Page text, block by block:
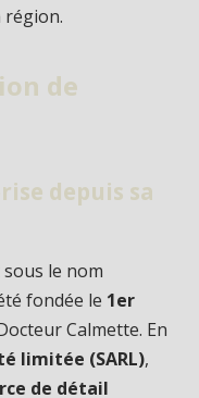
région.
de
depuis sa
le nom
fondée le 1er
Calmette. En
limitée (SARL),
de détail